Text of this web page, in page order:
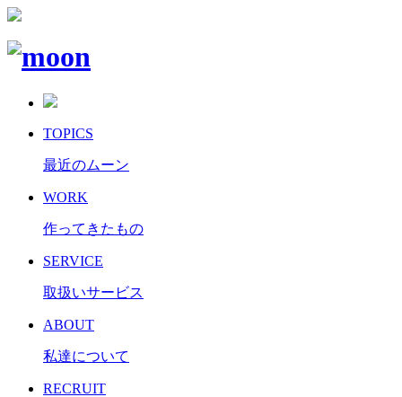
TOPICS
最近のムーン
WORK
作ってきたもの
SERVICE
取扱いサービス
ABOUT
私達について
RECRUIT